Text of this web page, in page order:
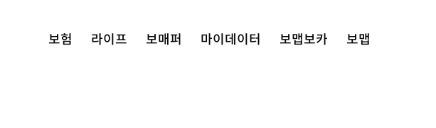
보험 라이프 보매퍼 마이데이터 보맵보카 보맵